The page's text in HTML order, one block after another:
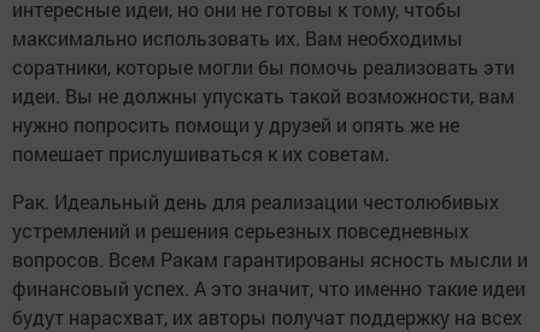
интересные идеи, но они не готовы к тому, чтобы
максимально использовать их. Вам необходимы
соратники, которые могли бы помочь реализовать эти
идеи. Вы не должны упускать такой возможности, вам
нужно попросить помощи у друзей и опять же не
помешает прислушиваться к их советам.
Рак. Идеальный день для реализации честолюбивых
устремлений и решения серьезных повседневных
вопросов. Всем Ракам гарантированы ясность мысли и
финансовый успех. А это значит, что именно такие идеи
будут нарасхват, их авторы получат поддержку на всех